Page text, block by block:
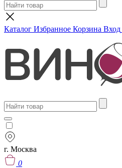
Каталог Избранное Корзина Вход
г. Москва
0